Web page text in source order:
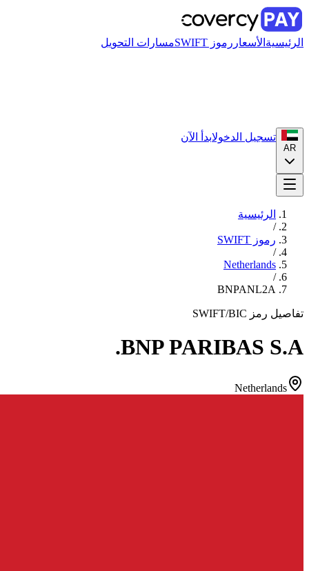
الرئيسية الأسعار رموز SWIFT مسارات التحويل
AR
تسجيل الدخولابدأ الآن
الرئيسية
/
رموز SWIFT
/
Netherlands
/
BNPANL2A
تفاصيل رمز SWIFT/BIC
BNP PARIBAS S.A.
Netherlands